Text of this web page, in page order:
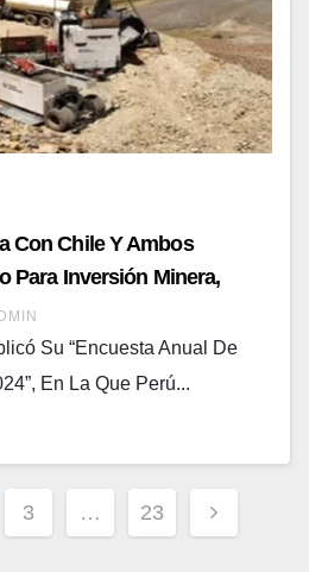
Con Chile Y Ambos
Para Inversión Minera,
Su “Encuesta Anual De
En La Que Perú...
3 … 23